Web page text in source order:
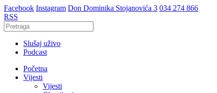
Facebook Instagram Don Dominika Stojanovića 3 034 274 866
RSS
Slušaj uživo
Podcast
Početna
Vijesti
Vijesti